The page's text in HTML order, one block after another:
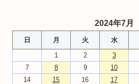
2024年7月
日 月 火 水
1
2 3
7
8 9 10
14
15 16 17